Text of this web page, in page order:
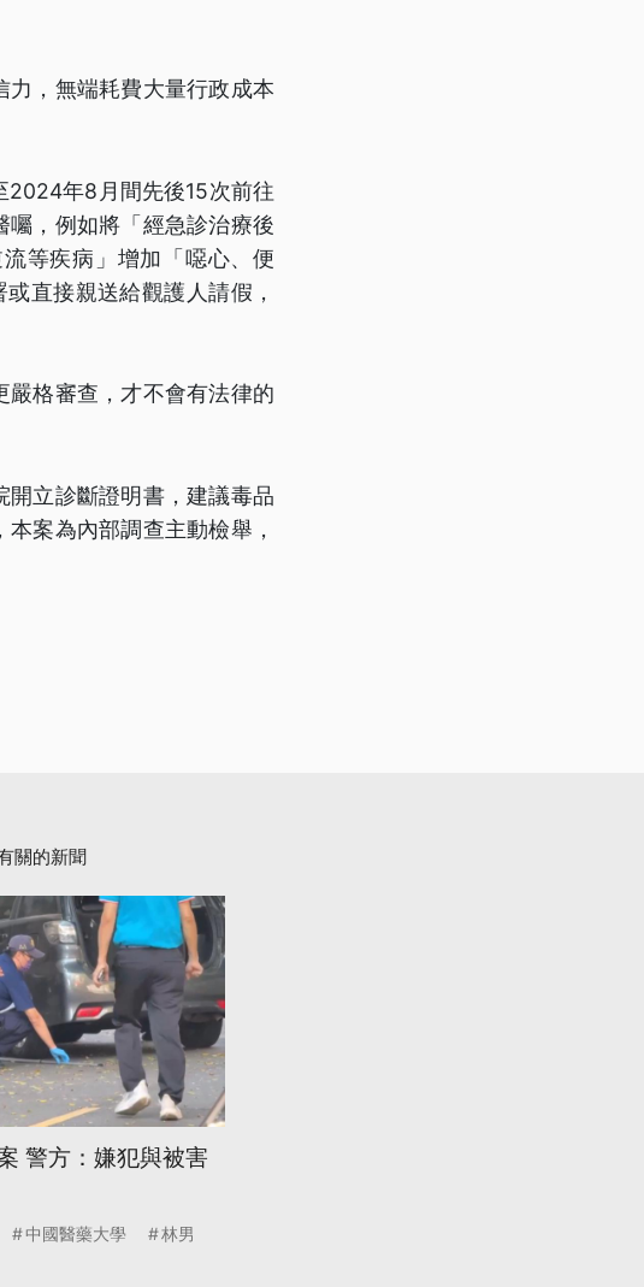
，無端耗費大量行政成本
2024年8月間先後15次前往
，例如將「經急診治療後
等疾病」增加「噁心、便
直接親送給觀護人請假，
格審查，才不會有法律的
立診斷證明書，建議毒品
案為內部調查主動檢舉，
關的新聞
警方：嫌犯與被害
中國醫藥大學
林男